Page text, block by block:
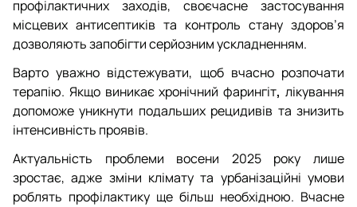
профілактичних заходів, своєчасне застосування
місцевих антисептиків та контроль стану здоров’я
дозволяють запобігти серйозним ускладненням.
Варто уважно відстежувати, щоб вчасно розпочати
терапію. Якщо виникає хронічний фарингіт,лікування
допоможе уникнути подальших рецидивів та знизить
інтенсивність проявів.
Актуальність проблеми восени 2025 року лише
зростає, адже зміни клімату та урбанізаційні умови
роблять профілактику ще більш необхідною. Вчасне